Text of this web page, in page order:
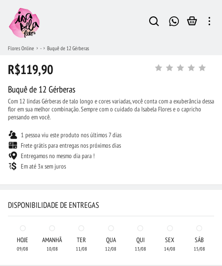
Flores Online - Buquê de 12 Gérberas
R$119,90
Buquê de 12 Gérberas
Com 12 lindas Gérberas de talo longo e cores variadas, você conta com a exuberância dessa
flor em sua melhor combinação. Sempre com o cuidado da Isabela Flores e o capricho
pensando em você.
1 pessoa viu este produto nos últimos 7 dias
Frete grátis para entregas nos próximos dias
Entregamos no mesmo dia para !
Em até 3x sem juros
DISPONIBILIDADE DE ENTREGAS
HOJE
09/08
AMANHÃ
10/08
TER
11/08
QUA
12/08
QUI
13/08
SEX
14/08
SÁB
15/08